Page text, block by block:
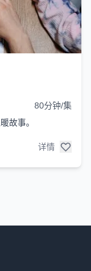
80分钟/集
故事。
详情